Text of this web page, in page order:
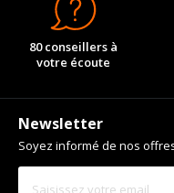
80 conseillers à
votre écoute
Newsletter
Soyez informé de nos